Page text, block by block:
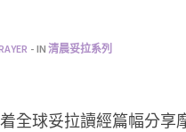
IN 清晨妥拉系列
全球妥拉讀經篇幅分享